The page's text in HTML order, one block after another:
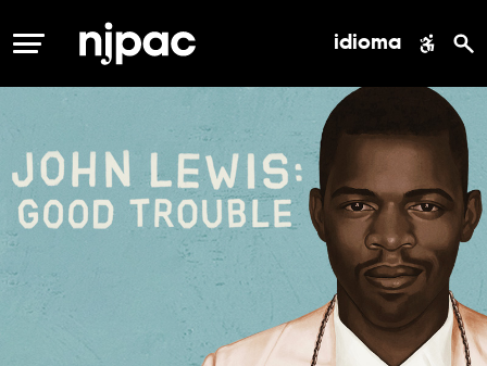
MENÚ idioma